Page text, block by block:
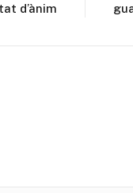
d’ànim